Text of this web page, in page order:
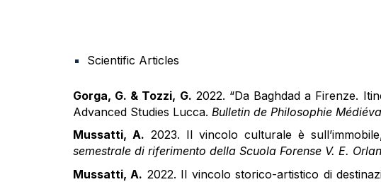
Scientific Articles
Gorga, G. & Tozzi, G. 2022. “Da Baghdad a Firenze.
Advanced Studies Lucca. Bulletin de Philosophie
Mussatti, A. 2023. Il vincolo culturale è
semestrale di riferimento della Scuola Forense V. E.
Mussatti, A. 2022. Il vincolo storico-artistico di